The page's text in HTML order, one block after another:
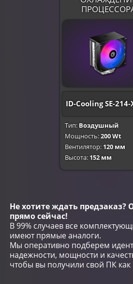
ID-Cooling SE-214-
Тип: Воздушный
Мощность:200 Wt
Вентилятор: 120 мм
Высота: 152 мм
Не хотите ждать предзаказ?
прямо сейчас!
В 99% случаев все
имеют прямые аналоги.
Мы оперативно подберем
надежности, мощности и
чтобы вы получили свой ПК